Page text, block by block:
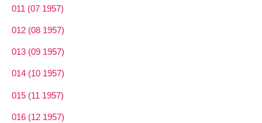
011 (07 1957)
012 (08 1957)
013 (09 1957)
014 (10 1957)
015 (11 1957)
016 (12 1957)